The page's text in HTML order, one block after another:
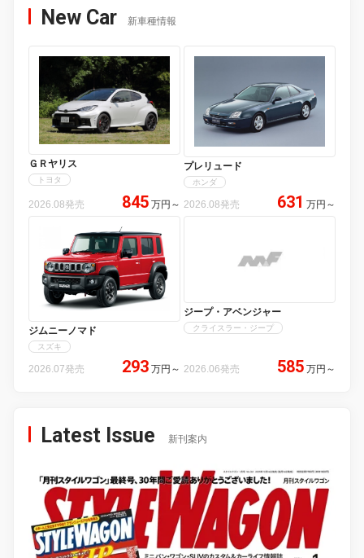
New Car 新車種情報
ＧＲヤリス
トヨタ
2026.08発売 845 万円 ～
プレリュード
ホンダ
2026.08発売 631 万円 ～
ジムニーノマド
スズキ
2026.07発売 293 万円 ～
ジープ・アベンジャー
クライスラー・ジープ
2026.06発売 585 万円 ～
Latest Issue 新刊案内